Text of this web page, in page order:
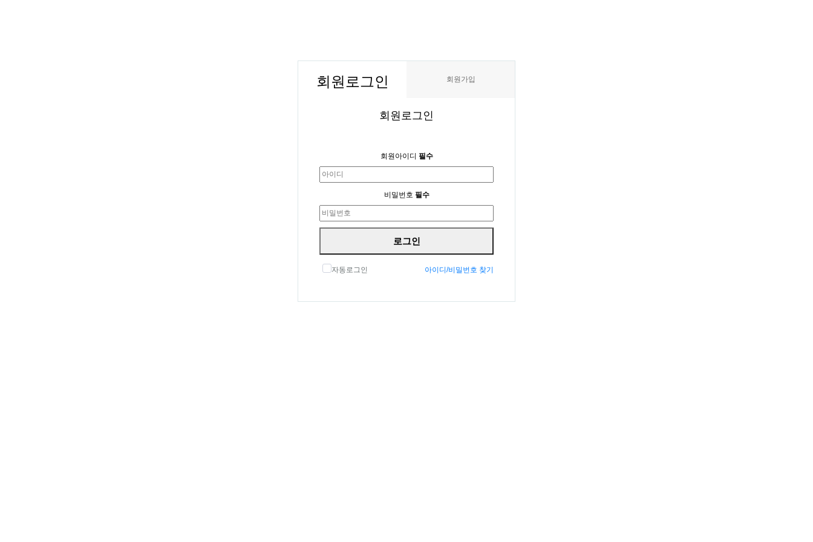
회원로그인 회원가입
회원로그인
회원아이디 필수
비밀번호 필수
로그인
자동로그인 아이디/비밀번호 찾기